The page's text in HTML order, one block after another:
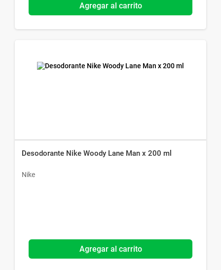
Agregar al carrito
Desodorante Nike Woody Lane Man x 200 ml
Nike
Agregar al carrito